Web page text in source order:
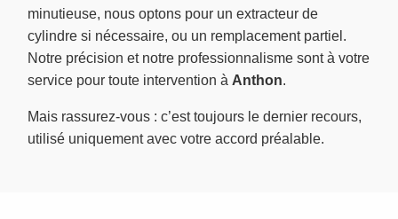
minutieuse, nous optons pour un extracteur de
cylindre si nécessaire, ou un remplacement partiel.
Notre précision et notre professionnalisme sont à votre
service pour toute intervention à Anthon.
Mais rassurez-vous : c’est toujours le dernier recours,
utilisé uniquement avec votre accord préalable.